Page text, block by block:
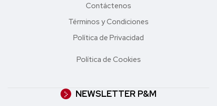
Contáctenos
Términos y Condiciones
Política de Privacidad
Política de Cookies
NEWSLETTER P&M